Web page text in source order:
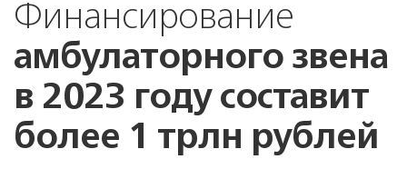
О фонде
ОМС в округе
Документы
Реестры
Справочники
Информатизация
Финансирование
амбулаторного звена
в 2023 году составит
более 1 трлн рублей